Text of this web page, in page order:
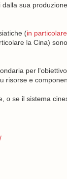
sua
(in
la Cina)
per
risorse e
o se il sistema